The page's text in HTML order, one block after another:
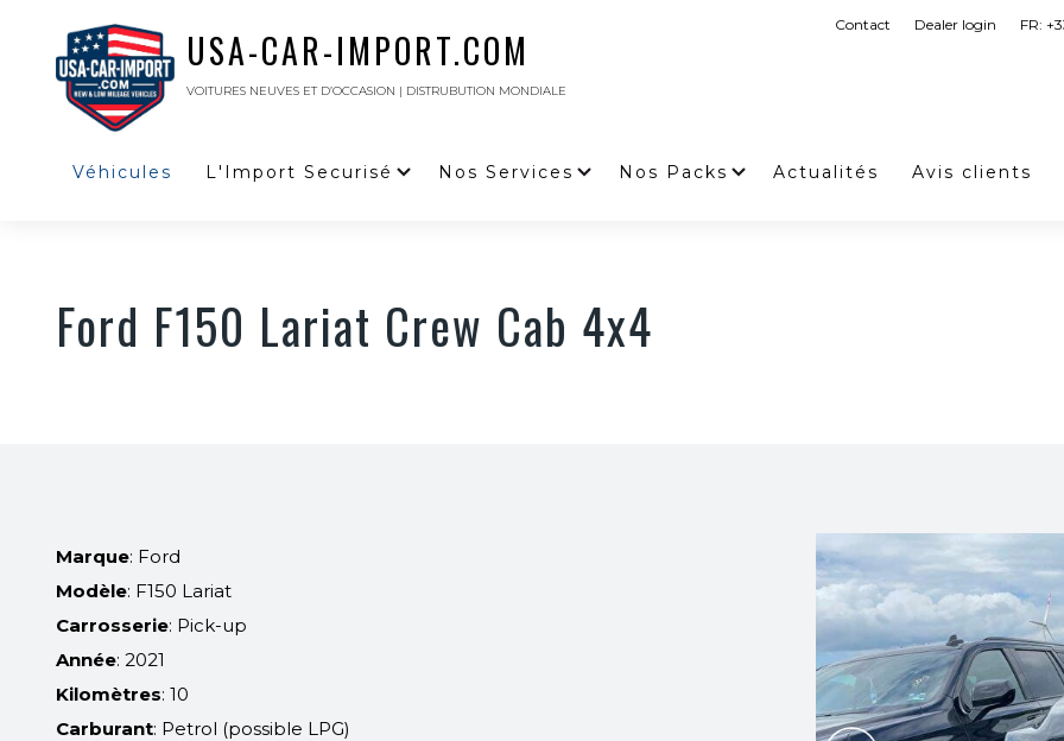
USA-CAR-IMPORT.COM
VOITURES NEUVES ET D’OCCASION | DISTRUBUTION MONDIALE
Contact Dealer login FR:
Véhicules L'Import Securisé Nos Services Nos Packs Actualités Avis clients
Ford F150 Lariat Crew Cab 4x4
Marque: Ford
Modèle: F150 Lariat
Carrosserie: Pick-up
Année: 2021
Kilomètres: 10
Carburant: Petrol (possible LPG)